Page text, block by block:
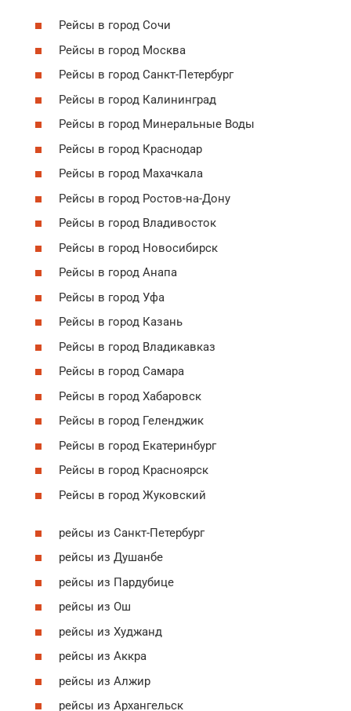
Рейсы в город Сочи
Рейсы в город Москва
Рейсы в город Санкт-Петербург
Рейсы в город Калининград
Рейсы в город Минеральные Воды
Рейсы в город Краснодар
Рейсы в город Махачкала
Рейсы в город Ростов-на-Дону
Рейсы в город Владивосток
Рейсы в город Новосибирск
Рейсы в город Анапа
Рейсы в город Уфа
Рейсы в город Казань
Рейсы в город Владикавказ
Рейсы в город Самара
Рейсы в город Хабаровск
Рейсы в город Геленджик
Рейсы в город Екатеринбург
Рейсы в город Красноярск
Рейсы в город Жуковский
рейсы из Санкт-Петербург
рейсы из Душанбе
рейсы из Пардубице
рейсы из Ош
рейсы из Худжанд
рейсы из Аккра
рейсы из Алжир
рейсы из Архангельск